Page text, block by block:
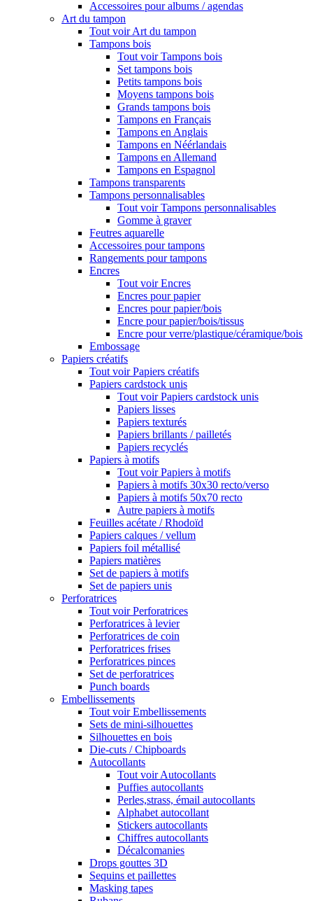
Accessoires pour albums / agendas
Art du tampon
Tout voir Art du tampon
Tampons bois
Tout voir Tampons bois
Set tampons bois
Petits tampons bois
Moyens tampons bois
Grands tampons bois
Tampons en Français
Tampons en Anglais
Tampons en Néérlandais
Tampons en Allemand
Tampons en Espagnol
Tampons transparents
Tampons personnalisables
Tout voir Tampons personnalisables
Gomme à graver
Feutres aquarelle
Accessoires pour tampons
Rangements pour tampons
Encres
Tout voir Encres
Encres pour papier
Encres pour papier/bois
Encre pour papier/bois/tissus
Encre pour verre/plastique/céramique/bois
Embossage
Papiers créatifs
Tout voir Papiers créatifs
Papiers cardstock unis
Tout voir Papiers cardstock unis
Papiers lisses
Papiers texturés
Papiers brillants / pailletés
Papiers recyclés
Papiers à motifs
Tout voir Papiers à motifs
Papiers à motifs 30x30 recto/verso
Papiers à motifs 50x70 recto
Autre papiers à motifs
Feuilles acétate / Rhodoïd
Papiers calques / vellum
Papiers foil métallisé
Papiers matières
Set de papiers à motifs
Set de papiers unis
Perforatrices
Tout voir Perforatrices
Perforatrices à levier
Perforatrices de coin
Perforatrices frises
Perforatrices pinces
Set de perforatrices
Punch boards
Embellissements
Tout voir Embellissements
Sets de mini-silhouettes
Silhouettes en bois
Die-cuts / Chipboards
Autocollants
Tout voir Autocollants
Puffies autocollants
Perles,strass, émail autocollants
Alphabet autocollant
Stickers autocollants
Chiffres autocollants
Décalcomanies
Drops gouttes 3D
Sequins et paillettes
Masking tapes